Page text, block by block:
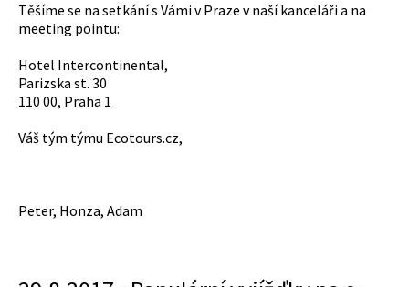
Těšíme se na setkání s Vámi v Praze v naší kanceláři a na
meeting pointu:
Hotel Intercontinental,
Parizska st. 30
110 00, Praha 1
Váš tým týmu Ecotours.cz,
Peter, Honza, Adam